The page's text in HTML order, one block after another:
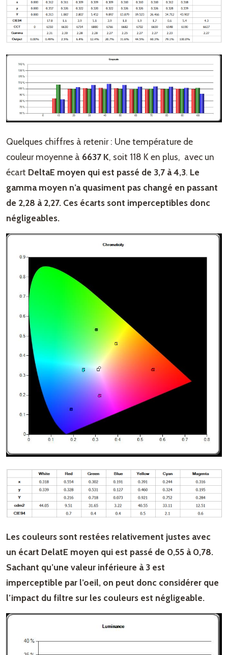
Quelques chiffres à retenir : Une température de
couleur moyenne à 6637 K, soit 118 K en plus, avec un
écart DeltaE moyen qui est passé de 3,7 à 4,3. Le
gamma moyen n’a quasiment pas changé en passant
de 2,28 à 2,27. Ces écarts sont imperceptibles donc
négligeables.
Les couleurs sont restées relativement justes avec
un écart DelatE moyen qui est passé de 0,55 à 0,78.
Sachant qu’une valeur inférieure à 3 est
imperceptible par l’oeil, on peut donc considérer que
l’impact du filtre sur les couleurs est négligeable.